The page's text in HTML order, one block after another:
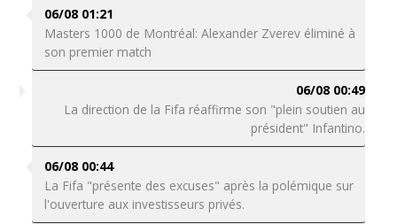
06/08 01:21
Masters 1000 de Montréal: Alexander Zverev éliminé à
son premier match
06/08 00:49
La direction de la Fifa réaffirme son "plein soutien au
président" Infantino.
06/08 00:44
La Fifa "présente des excuses" après la polémique sur
l'ouverture aux investisseurs privés.